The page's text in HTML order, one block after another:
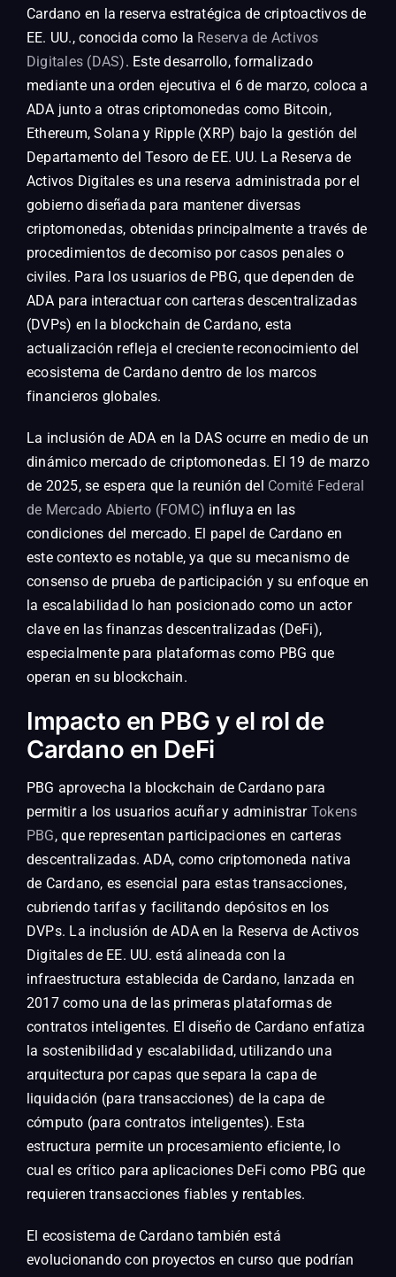
Cardano en la reserva estratégica de criptoactivos de
EE. UU., conocida como la Reserva de Activos
Digitales (DAS). Este desarrollo, formalizado
mediante una orden ejecutiva el 6 de marzo, coloca a
ADA junto a otras criptomonedas como Bitcoin,
Ethereum, Solana y Ripple (XRP) bajo la gestión del
Departamento del Tesoro de EE. UU. La Reserva de
Activos Digitales es una reserva administrada por el
gobierno diseñada para mantener diversas
criptomonedas, obtenidas principalmente a través de
procedimientos de decomiso por casos penales o
civiles. Para los usuarios de PBG, que dependen de
ADA para interactuar con carteras descentralizadas
(DVPs) en la blockchain de Cardano, esta
actualización refleja el creciente reconocimiento del
ecosistema de Cardano dentro de los marcos
financieros globales.
La inclusión de ADA en la DAS ocurre en medio de un
dinámico mercado de criptomonedas. El 19 de marzo
de 2025, se espera que la reunión del Comité Federal
de Mercado Abierto (FOMC) influya en las
condiciones del mercado. El papel de Cardano en
este contexto es notable, ya que su mecanismo de
consenso de prueba de participación y su enfoque en
la escalabilidad lo han posicionado como un actor
clave en las finanzas descentralizadas (DeFi),
especialmente para plataformas como PBG que
operan en su blockchain.
Impacto en PBG y el rol de
Cardano en DeFi
PBG aprovecha la blockchain de Cardano para
permitir a los usuarios acuñar y administrar Tokens
PBG, que representan participaciones en carteras
descentralizadas. ADA, como criptomoneda nativa
de Cardano, es esencial para estas transacciones,
cubriendo tarifas y facilitando depósitos en los
DVPs. La inclusión de ADA en la Reserva de Activos
Digitales de EE. UU. está alineada con la
infraestructura establecida de Cardano, lanzada en
2017 como una de las primeras plataformas de
contratos inteligentes. El diseño de Cardano enfatiza
la sostenibilidad y escalabilidad, utilizando una
arquitectura por capas que separa la capa de
liquidación (para transacciones) de la capa de
cómputo (para contratos inteligentes). Esta
estructura permite un procesamiento eficiente, lo
cual es crítico para aplicaciones DeFi como PBG que
requieren transacciones fiables y rentables.
El ecosistema de Cardano también está
evolucionando con proyectos en curso que podrían